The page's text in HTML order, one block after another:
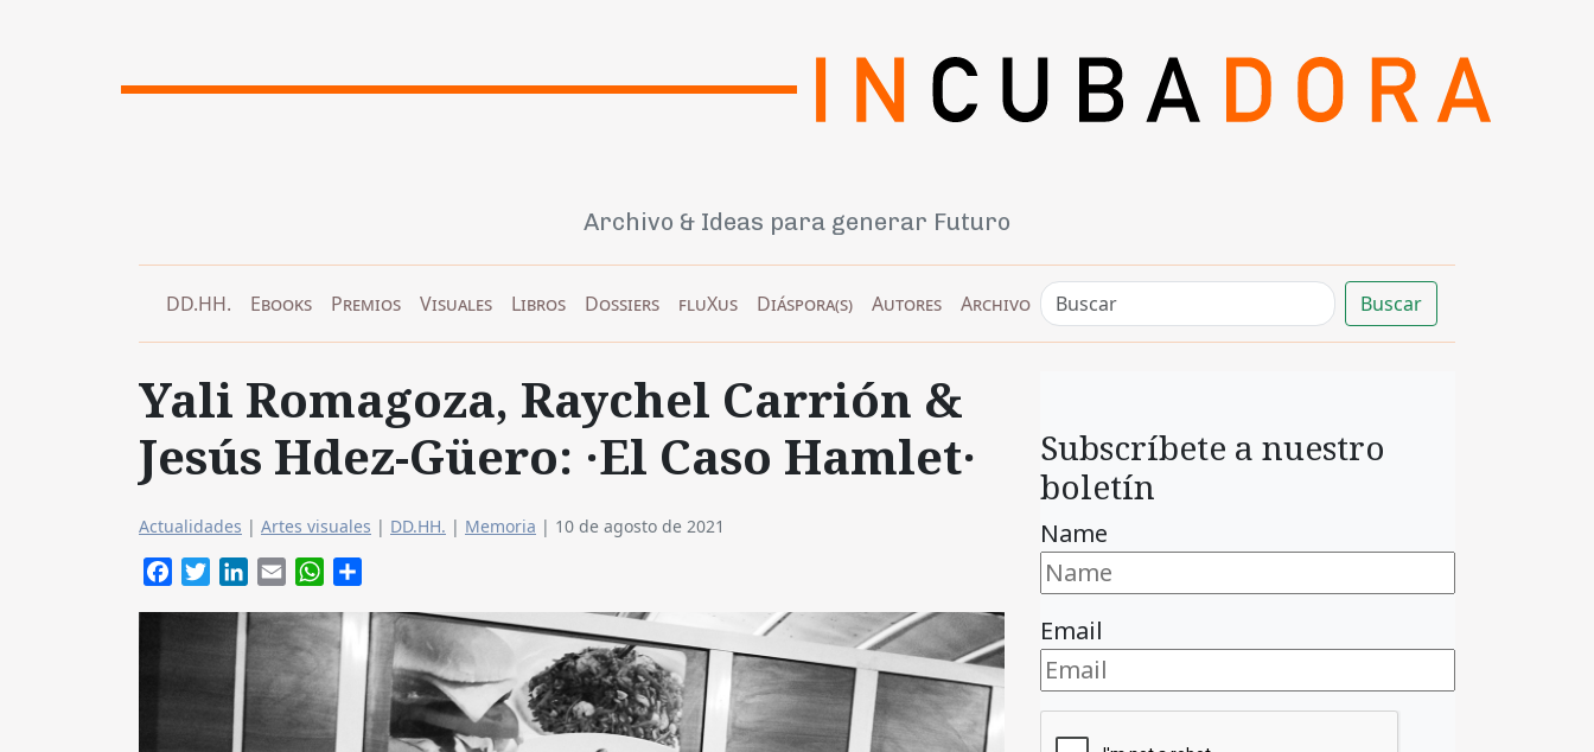
Archivo & Ideas para generar Futuro
DD.HH. Ebooks Premios Visuales Libros Dossiers fluXus Diáspora(s) Autores Archivo Buscar
Yali Romagoza, Raychel Carrión &
Jesús Hdez-Güero: ·El Caso Hamlet·
Actualidades | Artes visuales | DD.HH. | Memoria | 10 de agosto de 2021
FacebookTwitterLinkedIn
Email WhatsApp
Subscríbete a nuestro
boletín
Name
Email